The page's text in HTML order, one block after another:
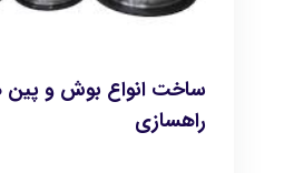
ساخت انواع بوش و پین
راهسازی